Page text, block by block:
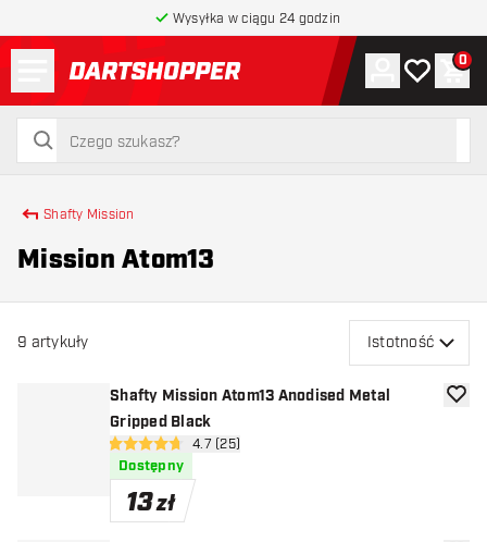
Wysyłka w ciągu 24 godzin
powrót do strony głównej
szukaj
szukaj
Konto
Moja lista
0
Shafty Mission
Mission Atom13
9 artykuły Istotność
Shafty Mission Atom13 Anodised Metal
Gripped Black
otwórz panel recenzji
4.7 gwiazdki oceny
4.7 (25)
Dostępny
13zł